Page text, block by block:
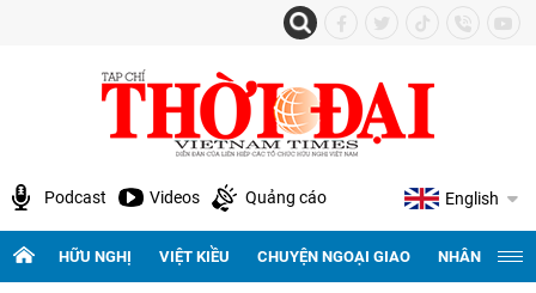
Podcast Videos Quảng cáo English
HỮU NGHỊ VIỆT KIỀU CHUYỆN NGOẠI GIAO NHÂN